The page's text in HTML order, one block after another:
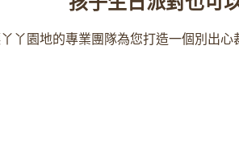
丫園地的專業團隊為您打造一個別出